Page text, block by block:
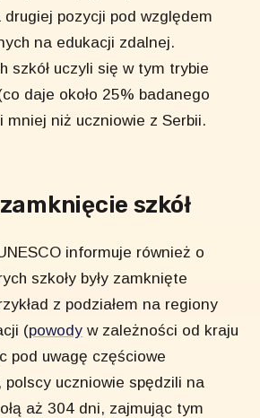
drugiej pozycji pod względem
na edukacji zdalnej.
szkół uczyli się w tym trybie
daje około 25% badanego
mniej niż uczniowie z Serbii.
szkół
informuje również o
szkoły były zamknięte
z podziałem na regiony
(powody w zależności od kraju
pod uwagę częściowe
polscy uczniowie spędzili na
aż 304 dni, zajmując tym